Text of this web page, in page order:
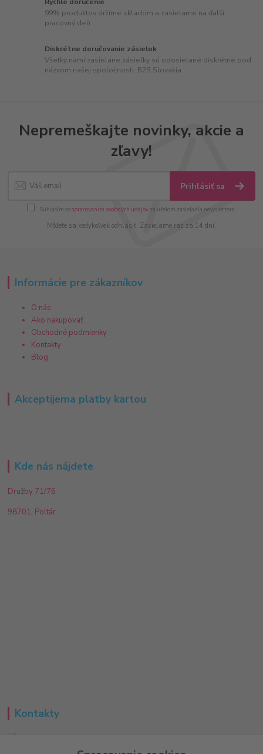
99% produktov držíme skladom a zasielame na ďalší
pracovný deň
Diskrétne doručovanie zásielok
Všetky nami zasielane zásielky sú odosielané diskrétne pod
názvom našej spoločnosti: B2B Slovakia
Nepremeškajte novinky, akcie a
zľavy!
Prihlásiť sa
Súhlasím sospracovaním osobných údajov za účelom zasielania newslettera.
Môžete sa kedykoľvek odhlásiť. Zasielame raz za 14 dní.
Informácie pre zákazníkov
O nás
Ako nakupovať
Obchodné podmienky
Kontakty
Blog
Akceptijema platby kartou
Kde nás nájdete
Družby 71/76
98701, Poltár
Kontakty